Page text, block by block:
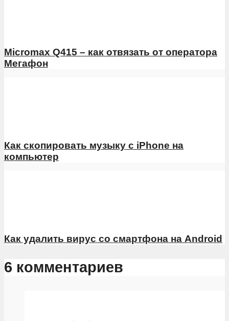
Micromax Q415 – как отвязать от оператора
Мегафон
Как скопировать музыку с iPhone на
компьютер
Как удалить вирус со смартфона на Android
6 комментариев